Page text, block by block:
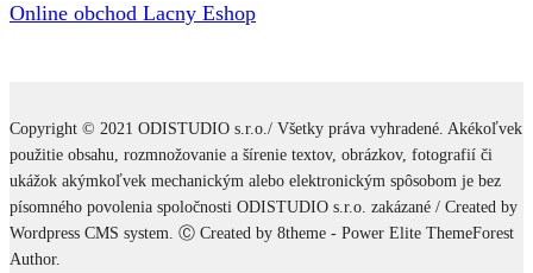
Online obchod Lacny Eshop
Copyright © 2021 ODISTUDIO s.r.o./ Všetky práva vyhradené. Akékoľvek
použitie obsahu, rozmnožovanie a šírenie textov, obrázkov, fotografií či
ukážok akýmkoľvek mechanickým alebo elektronickým spôsobom je bez
písomného povolenia spoločnosti ODISTUDIO s.r.o. zakázané / Created by
Wordpress CMS system. Ⓒ Created by 8theme - Power Elite ThemeForest
Author.